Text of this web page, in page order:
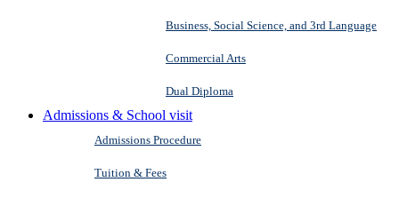
Business, Social Science, and 3rd Language
Commercial Arts
Dual Diploma
Admissions & School visit
Admissions Procedure
Tuition & Fees